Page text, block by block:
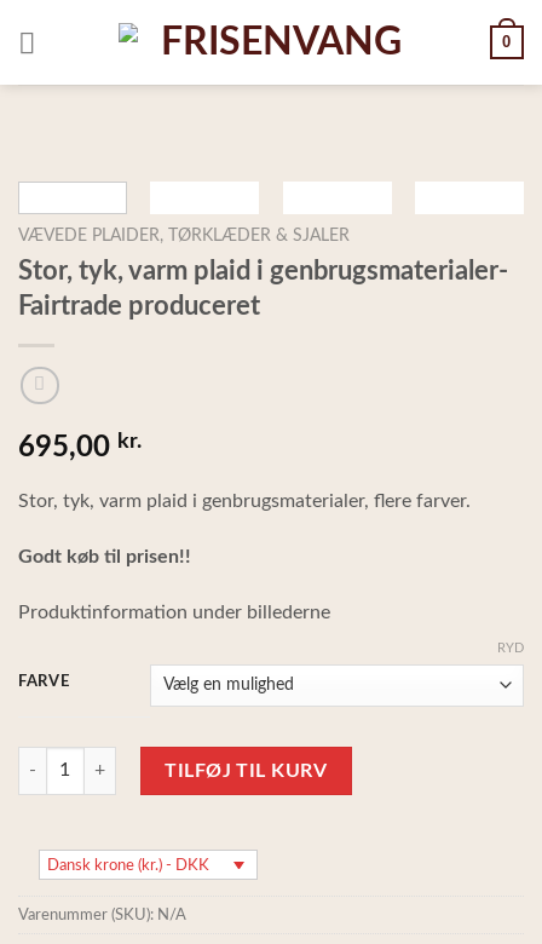
0
VÆVEDE PLAIDER, TØRKLÆDER & SJALER
Stor, tyk, varm plaid i genbrugsmaterialer-
Fairtrade produceret
695,00 kr.
Stor, tyk, varm plaid i genbrugsmaterialer, flere farver.
Godt køb til prisen!!
Produktinformation under billederne
FARVE
RYD
Stor, tyk, varm plaid i genbrugsmaterialer- Fairtrade produceret antal
TILFØJ TIL KURV
Dansk krone (kr.) - DKK
Varenummer (SKU): N/A